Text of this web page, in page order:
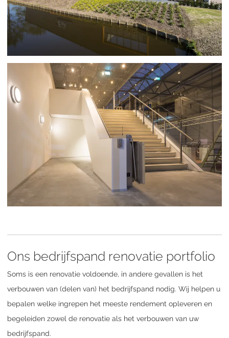
Ons bedrijfspand renovatie portfolio
Soms is een renovatie voldoende, in andere gevallen is het
verbouwen van (delen van) het bedrijfspand nodig. Wij helpen u
bepalen welke ingrepen het meeste rendement opleveren en
begeleiden zowel de renovatie als het verbouwen van uw
bedrijfspand.